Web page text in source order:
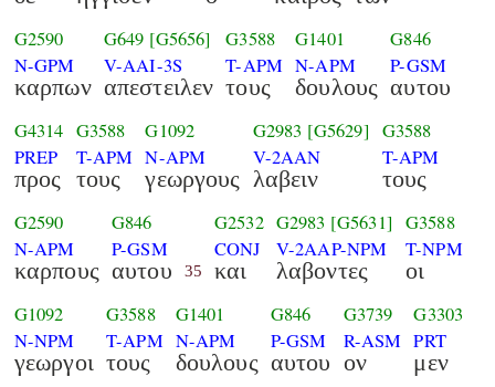
G2590
N-GPM
καρπων
G649 [G5656]
V-AAI-3S
απεστειλεν
G3588
T-APM
τους
G1401
N-APM
δουλους
G846
P-GSM
αυτου
G4314
PREP
προς
G3588
T-APM
τους
G1092
N-APM
γεωργους
G2983 [G5629]
V-2AAN
λαβειν
G3588
T-APM
τους
G2590
N-APM
καρπους
G846
P-GSM
αυτου 35
G2532
CONJ
και
G2983 [G5631]
V-2AAP-NPM
λαβοντες
G3588
T-NPM
οι
G1092
N-NPM
γεωργοι
G3588
T-APM
τους
G1401
N-APM
δουλους
G846
P-GSM
αυτου
G3739
R-ASM
ον
G3303
PRT
μεν